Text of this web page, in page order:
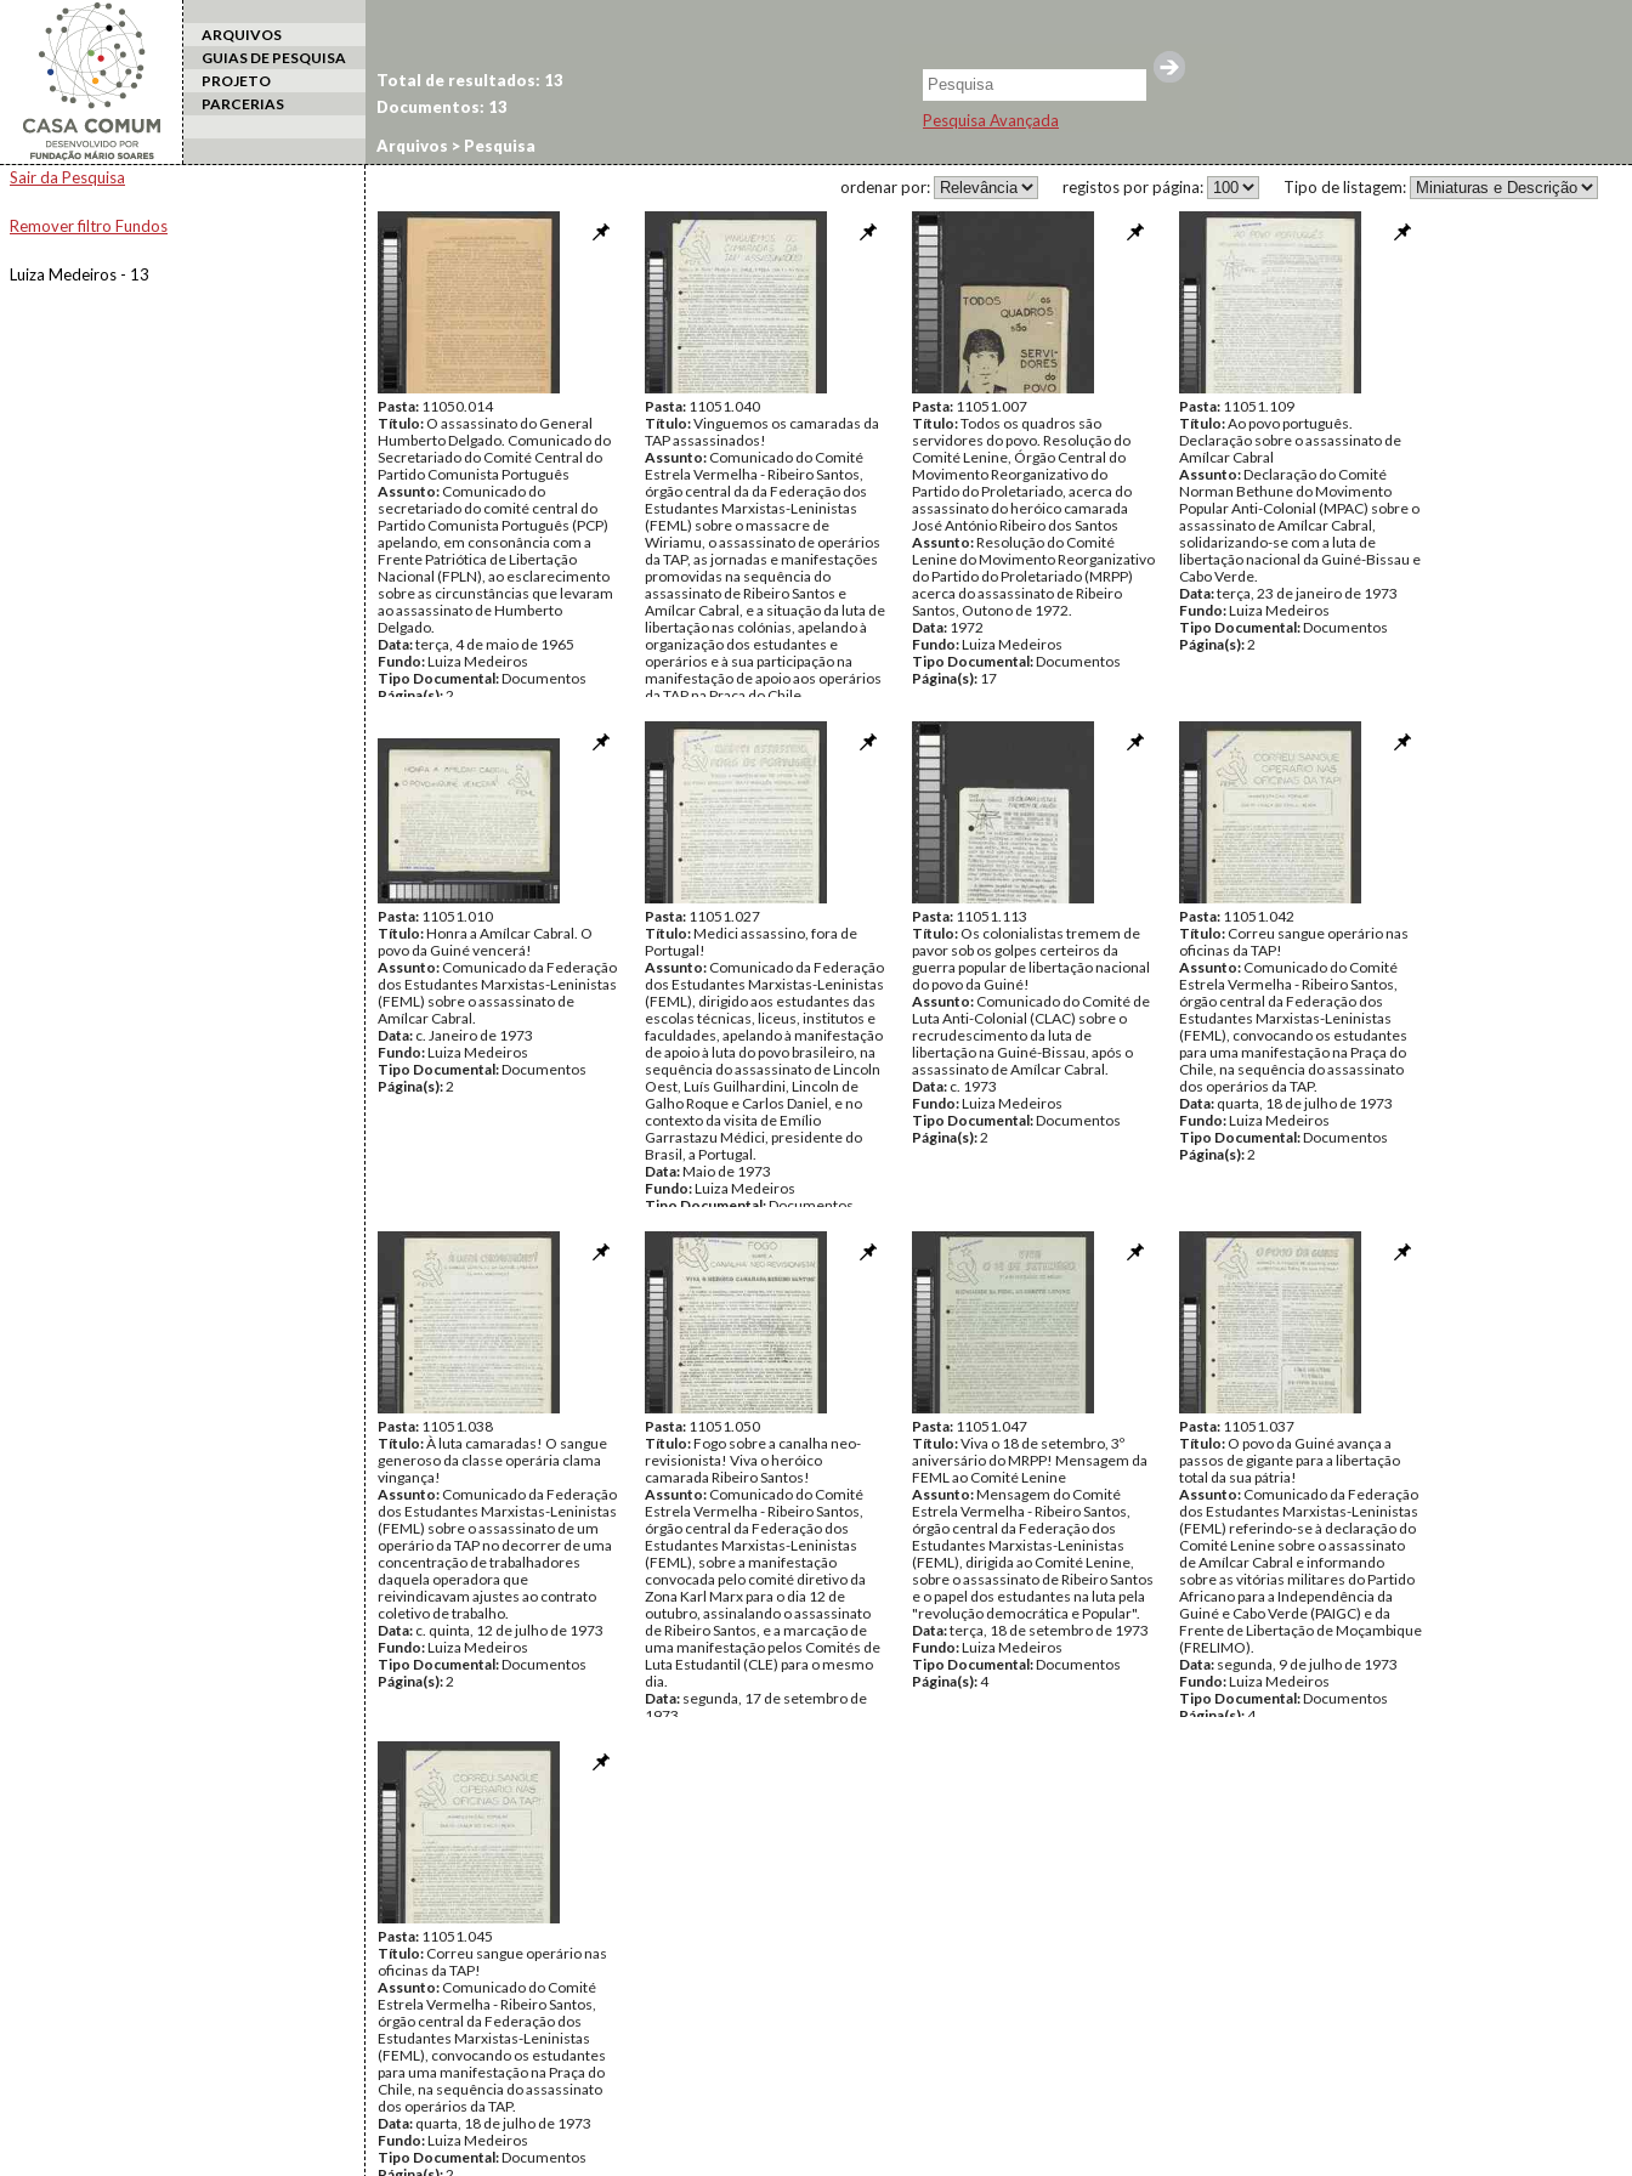
ARQUIVOS
GUIAS DE PESQUISA
PROJETO
PARCERIAS
Pesquisa Avançada
Arquivos > Pesquisa
Sair da Pesquisa
Remover filtro Fundos
Luiza Medeiros - 13
Total de resultados: 13
Documentos: 13
Tipo de listagem:
registos por página:
ordenar por:
Pasta: 11050.014
Título: O assassinato do General
Humberto Delgado. Comunicado do
Secretariado do Comité Central do
Partido Comunista Português
Assunto: Comunicado do
secretariado do comité central do
Partido Comunista Português (PCP)
apelando, em consonância com a
Frente Patriótica de Libertação
Nacional (FPLN), ao esclarecimento
sobre as circunstâncias que levaram
ao assassinato de Humberto
Delgado.
Data:terça, 4 de maio de 1965
Fundo:Luiza Medeiros
Tipo Documental:Documentos
Página(s):2
Pasta: 11051.040
Título:Vinguemos os camaradas da
TAP assassinados!
Assunto: Comunicado do Comité
Estrela Vermelha - Ribeiro Santos,
órgão central da da Federação dos
Estudantes Marxistas-Leninistas
(FEML) sobre o massacre de
Wiriamu, o assassinato de operários
da TAP, as jornadas e manifestações
promovidas na sequência do
assassinato de Ribeiro Santos e
Amílcar Cabral, e a situação da luta de
libertação nas colónias, apelando à
organização dos estudantes e
operários e à sua participação na
manifestação de apoio aos operários
da TAP na Praça do Chile.
Fundo:Luiza Medeiros
Tipo Documental:Documentos
Página(s): 4
Pasta: 11051.007
Título:Todos os quadros são
servidores do povo. Resolução do
Comité Lenine, Órgão Central do
Movimento Reorganizativo do
Partido do Proletariado, acerca do
assassinato do heróico camarada
José António Ribeiro dos Santos
Assunto:Resolução do Comité
Lenine do Movimento Reorganizativo
do Partido do Proletariado (MRPP)
acerca do assassinato de Ribeiro
Santos, Outono de 1972.
Data: 1972
Fundo:Luiza Medeiros
Tipo Documental:Documentos
Página(s): 17
Pasta: 11051.109
Título:Ao povo português.
Declaração sobre o assassinato de
Amílcar Cabral
Assunto:Declaração do Comité
Norman Bethune do Movimento
Popular Anti-Colonial (MPAC) sobre o
assassinato de Amílcar Cabral,
solidarizando-se com a luta de
libertação nacional da Guiné-Bissau e
Cabo Verde.
Data:terça, 23 de janeiro de 1973
Fundo:Luiza Medeiros
Tipo Documental:Documentos
Página(s):2
Pasta: 11051.010
Título:Honra a Amílcar Cabral. O
povo da Guiné vencerá!
Assunto: Comunicado da Federação
dos Estudantes Marxistas-Leninistas
(FEML) sobre o assassinato de
Amílcar Cabral.
Data: c. Janeiro de 1973
Fundo:Luiza Medeiros
Tipo Documental:Documentos
Página(s):2
Pasta: 11051.027
Título:Medici assassino, fora de
Portugal!
Assunto: Comunicado da Federação
dos Estudantes Marxistas-Leninistas
(FEML), dirigido aos estudantes das
escolas técnicas, liceus, institutos e
faculdades, apelando à manifestação
de apoio à luta do povo brasileiro, na
sequência do assassinato de Lincoln
Oest, Luís Guilhardini, Lincoln de
Galho Roque e Carlos Daniel, e no
contexto da visita de Emílio
Garrastazu Médici, presidente do
Brasil, a Portugal.
Data:Maio de 1973
Fundo:Luiza Medeiros
Tipo Documental:Documentos
Pasta: 11051.113
Título: Os colonialistas tremem de
pavor sob os golpes certeiros da
guerra popular de libertação nacional
do povo da Guiné!
Assunto: Comunicado do Comité de
Luta Anti-Colonial (CLAC) sobre o
recrudescimento da luta de
libertação na Guiné-Bissau, após o
assassinato de Amílcar Cabral.
Data: c. 1973
Fundo:Luiza Medeiros
Tipo Documental:Documentos
Página(s):2
Pasta: 11051.042
Título: Correu sangue operário nas
oficinas da TAP!
Assunto: Comunicado do Comité
Estrela Vermelha - Ribeiro Santos,
órgão central da Federação dos
Estudantes Marxistas-Leninistas
(FEML), convocando os estudantes
para uma manifestação na Praça do
Chile, na sequência do assassinato
dos operários da TAP.
Data: quarta, 18 de julho de 1973
Fundo:Luiza Medeiros
Tipo Documental:Documentos
Página(s):2
Pasta: 11051.038
Título:À luta camaradas! O sangue
generoso da classe operária clama
vingança!
Assunto: Comunicado da Federação
dos Estudantes Marxistas-Leninistas
(FEML) sobre o assassinato de um
operário da TAP no decorrer de uma
concentração de trabalhadores
daquela operadora que
reivindicavam ajustes ao contrato
coletivo de trabalho.
Data: c. quinta, 12 de julho de 1973
Fundo:Luiza Medeiros
Tipo Documental:Documentos
Página(s):2
Pasta: 11051.050
Título:Fogo sobre a canalha neo-
revisionista! Viva o heróico
camarada Ribeiro Santos!
Assunto: Comunicado do Comité
Estrela Vermelha - Ribeiro Santos,
órgão central da Federação dos
Estudantes Marxistas-Leninistas
(FEML), sobre a manifestação
convocada pelo comité diretivo da
Zona Karl Marx para o dia 12 de
outubro, assinalando o assassinato
de Ribeiro Santos, e a marcação de
uma manifestação pelos Comités de
Luta Estudantil (CLE) para o mesmo
dia.
Data: segunda, 17 de setembro de
1973
Pasta: 11051.047
Título:Viva o 18 de setembro, 3º
aniversário do MRPP! Mensagem da
FEML ao Comité Lenine
Assunto:Mensagem do Comité
Estrela Vermelha - Ribeiro Santos,
órgão central da Federação dos
Estudantes Marxistas-Leninistas
(FEML), dirigida ao Comité Lenine,
sobre o assassinato de Ribeiro Santos
e o papel dos estudantes na luta pela
"revolução democrática e Popular".
Data:terça, 18 de setembro de 1973
Fundo:Luiza Medeiros
Tipo Documental:Documentos
Página(s):4
Pasta: 11051.037
Título: O povo da Guiné avança a
passos de gigante para a libertação
total da sua pátria!
Assunto: Comunicado da Federação
dos Estudantes Marxistas-Leninistas
(FEML) referindo-se à declaração do
Comité Lenine sobre o assassinato
de Amílcar Cabral e informando
sobre as vitórias militares do Partido
Africano para a Independência da
Guiné e Cabo Verde (PAIGC) e da
Frente de Libertação de Moçambique
(FRELIMO).
Data: segunda, 9 de julho de 1973
Fundo:Luiza Medeiros
Tipo Documental:Documentos
Página(s): 4
Pasta: 11051.045
Título: Correu sangue operário nas
oficinas da TAP!
Assunto: Comunicado do Comité
Estrela Vermelha - Ribeiro Santos,
órgão central da Federação dos
Estudantes Marxistas-Leninistas
(FEML), convocando os estudantes
para uma manifestação na Praça do
Chile, na sequência do assassinato
dos operários da TAP.
Data: quarta, 18 de julho de 1973
Fundo:Luiza Medeiros
Tipo Documental:Documentos